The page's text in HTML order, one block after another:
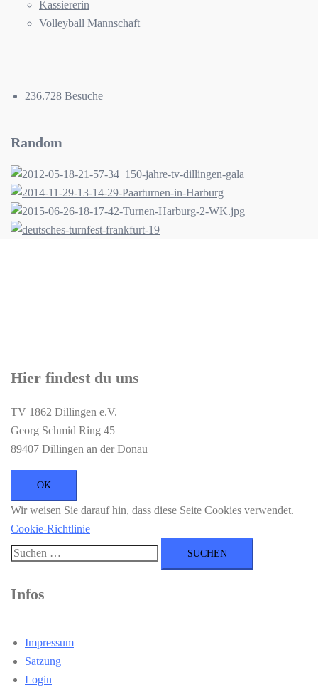
Kassiererin
Volleyball Mannschaft
236.728 Besuche
Random
Hier findest du uns
TV 1862 Dillingen e.V.
Georg Schmid Ring 45
89407 Dillingen an der Donau
Wir weisen Sie darauf hin, dass diese Seite Cookies verwendet.
Cookie-Richtlinie
Suchen
Infos
Impressum
Satzung
Login